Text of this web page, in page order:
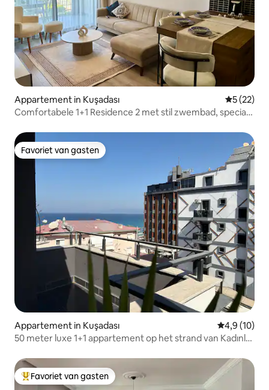
Appartement in Kuşadası
5 (22)
Comfortabele 1+1 Residence 2 met stil zwembad, speciaal
Favoriet van gasten
Favoriet van gasten
Appartement in Kuşadası
4,9 (10)
50 meter luxe 1+1 appartement op het strand van Kadınlar
Topfavoriet van gasten
Favoriet van gasten